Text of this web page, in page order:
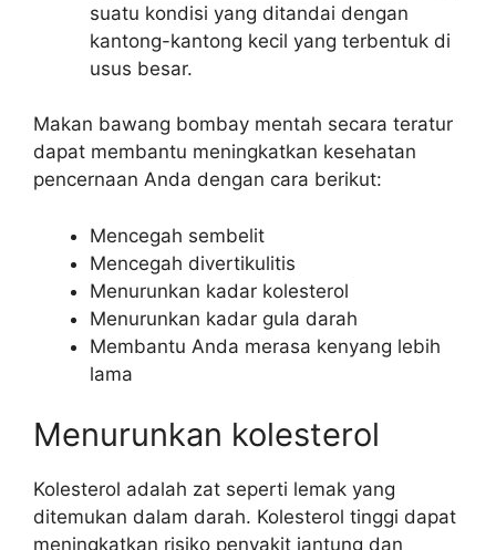
suatu kondisi yang ditandai dengan
kantong-kantong kecil yang terbentuk di
usus besar.
Makan bawang bombay mentah secara teratur
dapat membantu meningkatkan kesehatan
pencernaan Anda dengan cara berikut:
Mencegah sembelit
Mencegah divertikulitis
Menurunkan kadar kolesterol
Menurunkan kadar gula darah
Membantu Anda merasa kenyang lebih
lama
Menurunkan kolesterol
Kolesterol adalah zat seperti lemak yang
ditemukan dalam darah. Kolesterol tinggi dapat
meningkatkan risiko penyakit jantung dan